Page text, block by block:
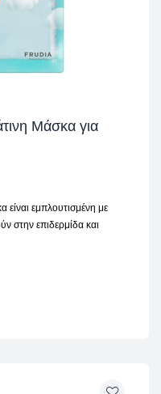
Μάσκα για
εμπλουτισμένη με
στην επιδερμίδα και